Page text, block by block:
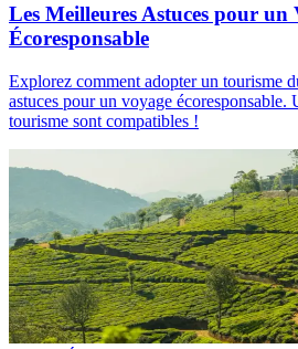
Les Meilleures Astuces pour un
Écoresponsable
Explorez comment adopter un tourisme
astuces pour un voyage écoresponsable.
tourisme sont compatibles !